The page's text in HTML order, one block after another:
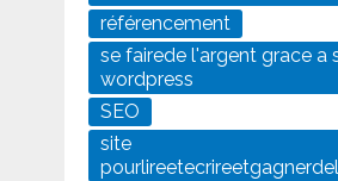
référencement
se fairede l'argent grace a
wordpress
SEO
site